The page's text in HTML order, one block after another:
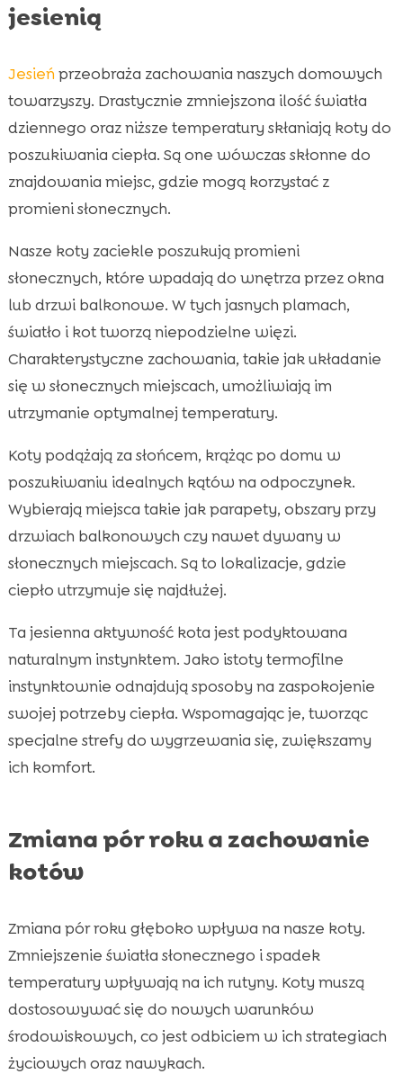
jesienią
Jesień przeobraża zachowania naszych domowych
towarzyszy. Drastycznie zmniejszona ilość światła
dziennego oraz niższe temperatury skłaniają koty do
poszukiwania ciepła. Są one wówczas skłonne do
znajdowania miejsc, gdzie mogą korzystać z
promieni słonecznych.
Nasze koty zaciekle poszukują promieni
słonecznych, które wpadają do wnętrza przez okna
lub drzwi balkonowe. W tych jasnych plamach,
światło i kot tworzą niepodzielne więzi.
Charakterystyczne zachowania, takie jak układanie
się w słonecznych miejscach, umożliwiają im
utrzymanie optymalnej temperatury.
Koty podążają za słońcem, krążąc po domu w
poszukiwaniu idealnych kątów na odpoczynek.
Wybierają miejsca takie jak parapety, obszary przy
drzwiach balkonowych czy nawet dywany w
słonecznych miejscach. Są to lokalizacje, gdzie
ciepło utrzymuje się najdłużej.
Ta jesienna aktywność kota jest podyktowana
naturalnym instynktem. Jako istoty termofilne
instynktownie odnajdują sposoby na zaspokojenie
swojej potrzeby ciepła. Wspomagając je, tworząc
specjalne strefy do wygrzewania się, zwiększamy
ich komfort.
Zmiana pór roku a zachowanie
kotów
Zmiana pór roku głęboko wpływa na nasze koty.
Zmniejszenie światła słonecznego i spadek
temperatury wpływają na ich rutyny. Koty muszą
dostosowywać się do nowych warunków
środowiskowych, co jest odbiciem w ich strategiach
życiowych oraz nawykach.